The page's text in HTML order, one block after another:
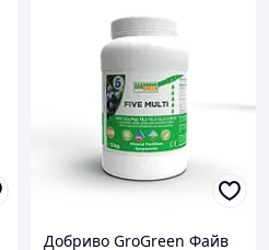
Добриво GroGreen Файв